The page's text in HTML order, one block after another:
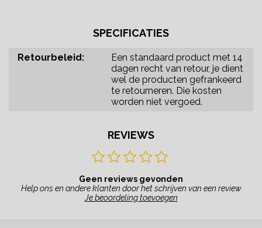
SPECIFICATIES
Retourbeleid:
Een standaard product met 14
dagen recht van retour, je dient
wel de producten gefrankeerd
te retourneren. Die kosten
worden niet vergoed.
REVIEWS
Geen reviews gevonden
Help ons en andere klanten door het schrijven van een review
Je beoordeling toevoegen